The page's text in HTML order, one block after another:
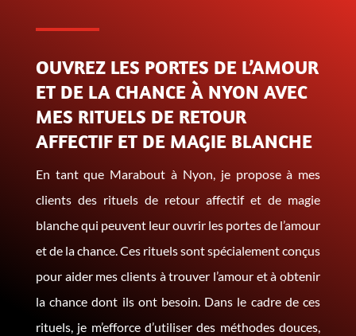
OUVREZ LES PORTES DE L’AMOUR
ET DE LA CHANCE À NYON AVEC
MES RITUELS DE RETOUR
AFFECTIF ET DE MAGIE BLANCHE
En tant que Marabout à Nyon, je propose à mes
clients des rituels de retour affectif et de magie
blanche qui peuvent leur ouvrir les portes de l’amour
et de la chance. Ces rituels sont spécialement conçus
pour aider mes clients à trouver l’amour et à obtenir
la chance dont ils ont besoin. Dans le cadre de ces
rituels, je m’efforce d’utiliser des méthodes douces,